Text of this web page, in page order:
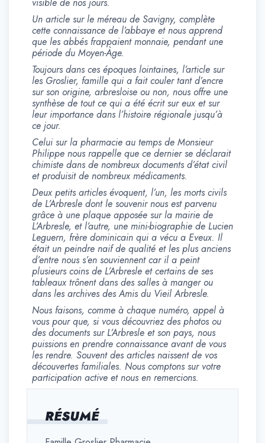
RÉSUMÉ
visible de nos jours.
Un article sur le méreau de Savigny, complète
cette connaissance de l’abbaye et nous apprend
que les abbés frappaient monnaie, pendant une
période du Moyen-Àge.
Toujours dans ces époques lointaines, l’article sur
les Groslier, famille qui a fait couler tant d’encre
sur son origine, arbresloise ou non, nous offre une
synthèse de tout ce qui a été écrit sur eux et sur
leur importance dans l’histoire régionale jusqu’à
ce jour.
Celui sur la pharmacie au temps de Monsieur
Philippe nous rappelle que ce dernier se déclarait
chimiste dans de nombreux documents d’état civil
et produisit de nombreux médicaments.
Deux petits articles évoquent, l’un, les morts civils
de L’Arbresle dont le souvenir nous est parvenu
grâce à une plaque apposée sur la mairie de
L’Arbresle, et l’autre, une mini-biographie de Lucien
Leguern, frère dominicain qui a vécu a Eveux. Il
était un peindre naif de qualité et les plus anciens
d’entre nous s’en souviennent car il a peint
plusieurs coins de L’Arbresle et certains de ses
tableaux trônent dans des salles à manger ou
dans les archives des Amis du Vieil Arbresle.
Nous faisons, comme à chaque numéro, appel à
vous pour que, si vous découvriez des photos ou
des documents sur L’Arbresle et son pays, nous
puissions en prendre connaissance avant de vous
les rendre. Souvent des articles naissent de vos
découvertes familiales. Nous comptons sur votre
participation active et nous en remercions.